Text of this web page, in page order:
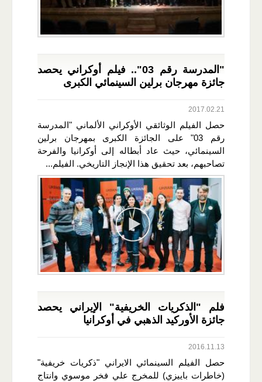
"المدرسة رقم 03".. فيلم أوكراني يحصد
جائزة مهرجان برلين السينمائي الكبرى
2017.02.21
حصل الفيلم الوثائقي الأوكراني الألماني "المدرسة
رقم 03" على الجائزة الكبرى بمهرجان برلين
السينمائي، حيث عاد أبطاله إلى أوكرانيا والفرحة
تصاحبهم، بعد تحقيق هذا الإنجاز التاريخي. الفيلم...
فلم "الذكريات الخريفية" الإيراني يحصد
جائزة الأوركيد الذهبي في أوكرانيا
2016.11.13
حصل الفيلم السينمائي الايراني "ذكريات خريفية"
(خاطرات باييزي) للمخرج علي فخر موسوي وانتاج